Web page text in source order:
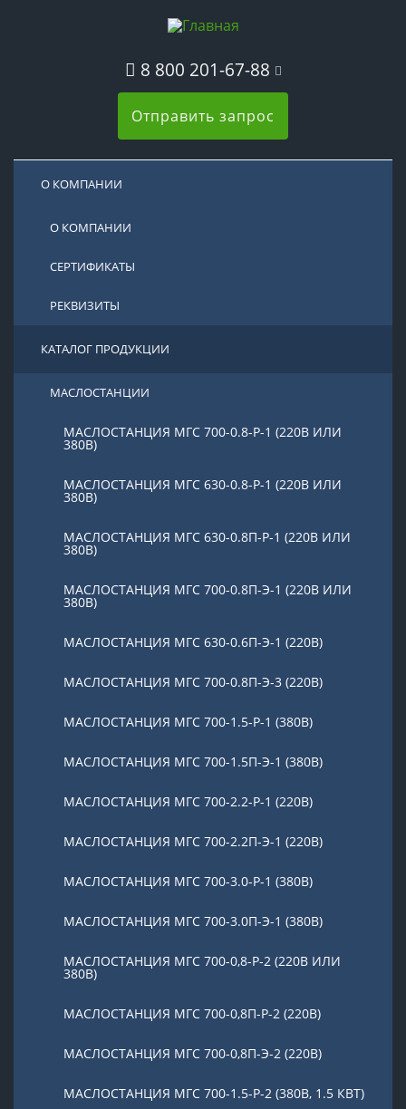
8 800 201-67-88
Отправить запрос
О КОМПАНИИ
О КОМПАНИИ
СЕРТИФИКАТЫ
РЕКВИЗИТЫ
КАТАЛОГ ПРОДУКЦИИ
МАСЛОСТАНЦИИ
МАСЛОСТАНЦИЯ МГС 700-0.8-Р-1 (220В ИЛИ
380В)
МАСЛОСТАНЦИЯ МГС 630-0.8-Р-1 (220В ИЛИ
380В)
МАСЛОСТАНЦИЯ МГС 630-0.8П-Р-1 (220В ИЛИ
380В)
МАСЛОСТАНЦИЯ МГС 700-0.8П-Э-1 (220В ИЛИ
380В)
МАСЛОСТАНЦИЯ МГС 630-0.6П-Э-1 (220В)
МАСЛОСТАНЦИЯ МГС 700-0.8П-Э-3 (220В)
МАСЛОСТАНЦИЯ МГС 700-1.5-Р-1 (380В)
МАСЛОСТАНЦИЯ МГС 700-1.5П-Э-1 (380В)
МАСЛОСТАНЦИЯ МГС 700-2.2-Р-1 (220В)
МАСЛОСТАНЦИЯ МГС 700-2.2П-Э-1 (220В)
МАСЛОСТАНЦИЯ МГС 700-3.0-Р-1 (380В)
МАСЛОСТАНЦИЯ МГС 700-3.0П-Э-1 (380В)
МАСЛОСТАНЦИЯ МГС 700-0,8-Р-2 (220В ИЛИ
380В)
МАСЛОСТАНЦИЯ МГС 700-0,8П-Р-2 (220В)
МАСЛОСТАНЦИЯ МГС 700-0,8П-Э-2 (220В)
МАСЛОСТАНЦИЯ МГС 700-1.5-Р-2 (380В, 1.5 КВТ)